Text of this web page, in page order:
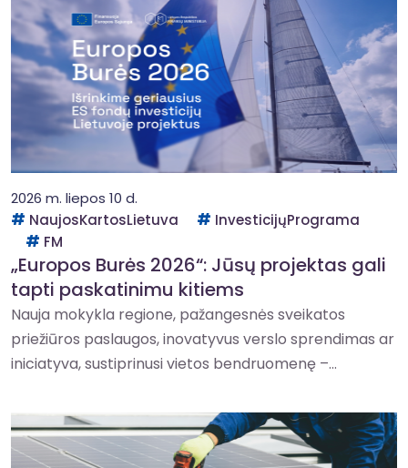
2026 m. liepos 10 d.
NaujosKartosLietuva
InvesticijųPrograma
FM
„Europos Burės 2026“: Jūsų projektas gali
tapti paskatinimu kitiems
Nauja mokykla regione, pažangesnės sveikatos
priežiūros paslaugos, inovatyvus verslo sprendimas ar
iniciatyva, sustiprinusi vietos bendruomenę –...